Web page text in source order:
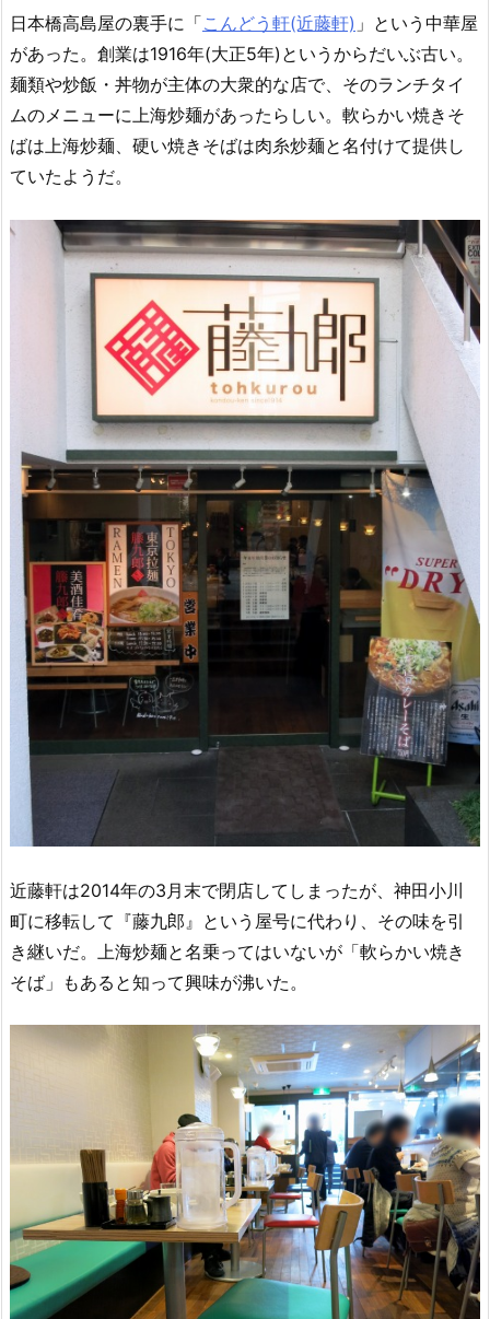
日本橋高島屋の裏手に「こんどう軒(近藤軒) 」という中華屋
があった。創業は1916年(大正5年)というからだいぶ古い。
麺類や炒飯・丼物が主体の大衆的な店で、そのランチタイ
ムのメニューに上海炒麺があったらしい。軟らかい焼きそ
ばは上海炒麺、硬い焼きそばは肉糸炒麺と名付けて提供し
ていたようだ。
近藤軒は2014年の3月末で閉店してしまったが、神田小川
町に移転して『藤九郎』という屋号に代わり、その味を引
き継いだ。上海炒麺と名乗ってはいないが「軟らかい焼き
そば」もあると知って興味が沸いた。